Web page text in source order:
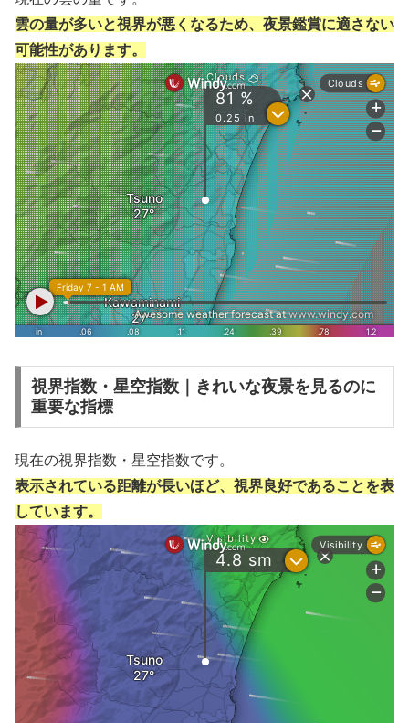
雲の量が多いと視界が悪くなるため、夜景鑑賞に適さない
可能性があります。
視界指数・星空指数｜きれいな夜景を見るのに
重要な指標
現在の視界指数・星空指数です。
表示されている距離が長いほど、視界良好であることを表
しています。